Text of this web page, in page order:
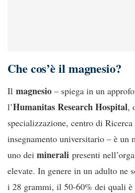
Che cos’è il magnesio?
Il magnesio – spiega in un
l’Humanitas Research Hospital,
specializzazione, centro di Ricerca
insegnamento universitario – è un
uno dei minerali presenti
elevate. In genere in un adulto ne
i 28 grammi, il 50-60% dei quali è